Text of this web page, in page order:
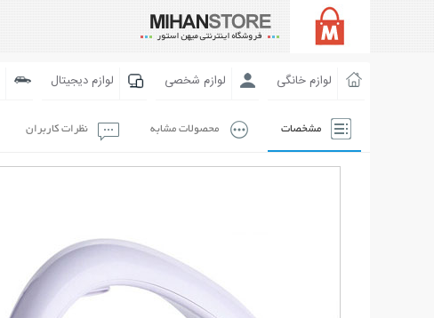
لوازم خانگی لوازم شخصی لوازم دیجیتال
مشخصات محصولات مشابه نظرات کاربران